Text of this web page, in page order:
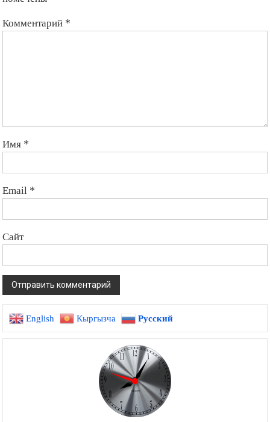
Комментарий *
Имя *
Email *
Сайт
English Кыргызча Русский